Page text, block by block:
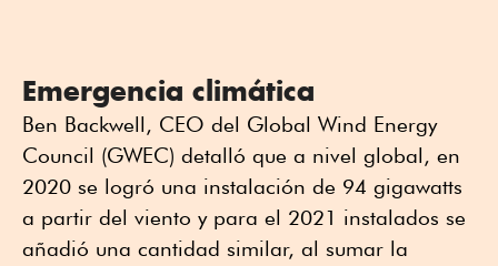
Emergencia climática
Ben Backwell, CEO del Global Wind Energy
Council (GWEC) detalló que a nivel global, en
2020 se logró una instalación de 94 gigawatts
a partir del viento y para el 2021 instalados se
añadió una cantidad similar, al sumar la